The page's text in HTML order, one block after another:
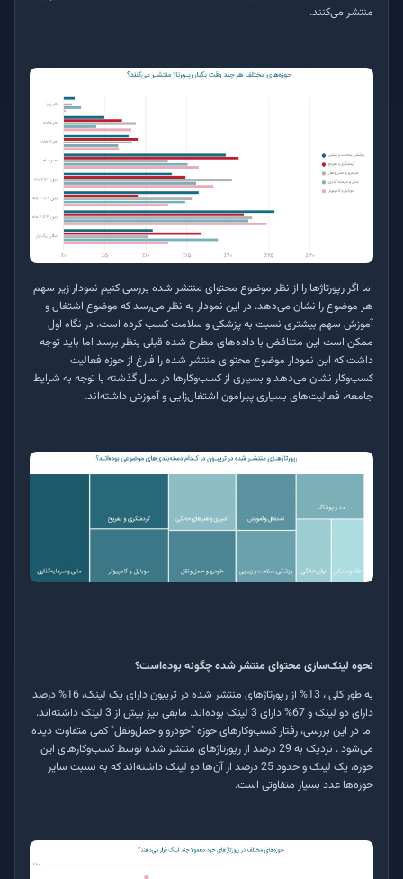
منتشر می‌کنند.
اما اگر رپورتاژها را از نظر موضوع محتوای منتشر شده بررسی کنیم نمودار زیر سهم
هر موضوع را نشان می‌دهد. در این نمودار به نظر می‌رسد که موضوع اشتغال و
آموزش سهم بیشتری نسبت به پزشکی و سلامت کسب کرده است. در نگاه اول
ممکن است این متناقض با داده‌های مطرح شده قبلی بنظر برسد اما باید توجه
داشت که این نمودار موضوع محتوای منتشر شده را فارغ از حوزه فعالیت
کسب‌وکار نشان می‌دهد و بسیاری از کسب‌وکارها در سال گذشته با توجه به شرایط
جامعه، فعالیت‌های بسیاری پیرامون اشتغال‌زایی و آموزش داشته‌اند.
نحوه لینک‌سازی محتوای منتشر شده چگونه بوده‌است؟
به طور کلی ، 13% از رپورتاژهای منتشر شده در تریبون دارای یک لینک، 16% درصد
دارای دو لینک و 67% دارای 3 لینک بوده‌اند. مابقی نیز بیش از 3 لینک داشته‌اند.
اما در این بررسی، رفتار کسب‌وکارهای حوزه "خودرو و حمل‌ونقل" کمی متفاوت دیده
‌می‌شود . نزدیک به 29 درصد از رپورتاژهای منتشر شده توسط کسب‌وکارهای این
حوزه، یک لینک و حدود 25 درصد از آن‌ها دو لینک داشته‌اند که به نسبت سایر
حوزه‌ها عدد بسیار متفاوتی است.